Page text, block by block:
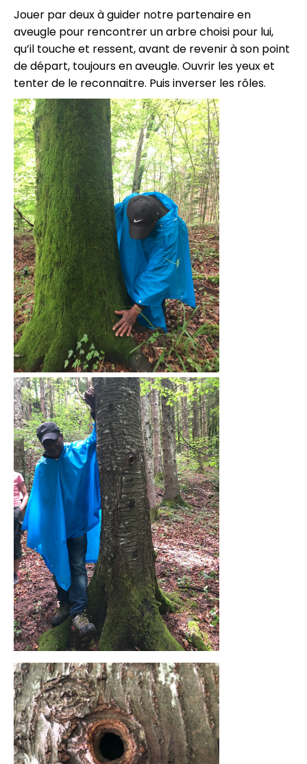
Jouer par deux à guider notre partenaire en
aveugle pour rencontrer un arbre choisi pour lui,
qu’il touche et ressent, avant de revenir à son point
de départ, toujours en aveugle. Ouvrir les yeux et
tenter de le reconnaitre. Puis inverser les rôles.